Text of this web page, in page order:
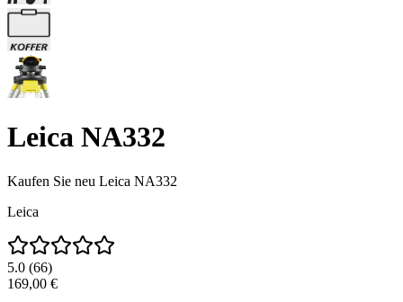
Leica NA332
Kaufen Sie neu Leica NA332
Leica
5.0 (66)
169,00 €